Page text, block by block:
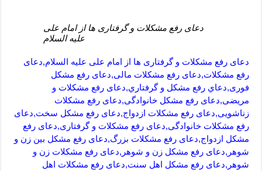
دعای رفع مشکلات و گرفتاری ها از امام علی
علیه السلام
دعای رفع مشکلات و گرفتاری ها از امام علی علیه السلام,دعای
رفع مشکلات,دعای رفع مشکلات مالی,دعای رفع مشکل
فوری,دعاي رفع مشكل و گرفتاري,دعای رفع مشکلات و
مریضی,دعای رفع مشکل خانوادگی,دعای رفع مشکلات
زناشویی,دعای رفع مشکلات ازدواج,دعای رفع مشکل سخت,دعای
رفع مشکلات خانوادگی,دعای رفع مشکلات و گرفتاری,دعای رفع
مشکل ازدواج,دعای رفع مشکلات بزرگ,دعای رفع مشکل بین زن و
شوهر,دعای رفع مشکل زن و شوهر,دعای رفع مشکلات زن و
شوهر,دعای رفع مشکل اهل سنت,دعای رفع مشکلات اهل